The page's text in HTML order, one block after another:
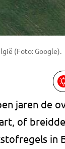
(Foto: Google).
jaren de
of
in